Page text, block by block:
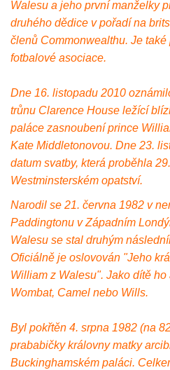
Walesu a jeho první manželky
druhého dědice v pořadí na
členů Commonwealthu. Je
fotbalové asociace.
Dne 16. listopadu 2010
trůnu Clarence House ležící
paláce zasnoubení prince
Kate Middletonovou. Dne 23.
datum svatby, která proběhla
Westminsterském opatství.
Narodil se 21. června 1982 v
Paddingtonu v Západním
Walesu se stal druhým
Oficiálně je oslovován "Jeho
William z Walesu". Jako dítě
Wombat, Camel nebo Wills.
Byl pokřtěn 4. srpna 1982 (na
prababičky královny matky
Buckinghamském paláci.